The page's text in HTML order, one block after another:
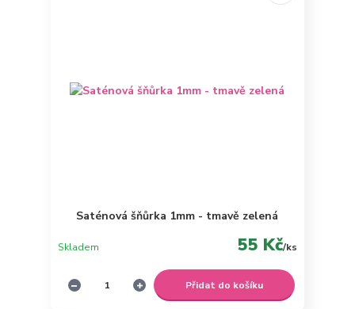
Saténová šňůrka 1mm - tmavě zelená
55 Kč/ks
Skladem
Přidat do košíku